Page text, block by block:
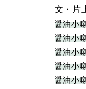
文・片
醤油小
醤油小
醤油小
醤油小
醤油小